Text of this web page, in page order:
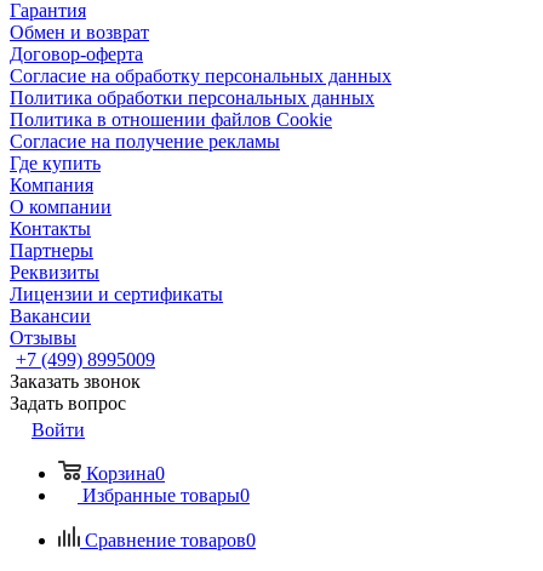
Гарантия
Обмен и возврат
Договор-оферта
Согласие на обработку персональных данных
Политика обработки персональных данных
Политика в отношении файлов Cookie
Согласие на получение рекламы
Где купить
Компания
О компании
Контакты
Партнеры
Реквизиты
Лицензии и сертификаты
Вакансии
Отзывы
+7 (499) 8995009
Заказать звонок
Задать вопрос
Войти
Корзина0
Избранные товары0
Сравнение товаров0